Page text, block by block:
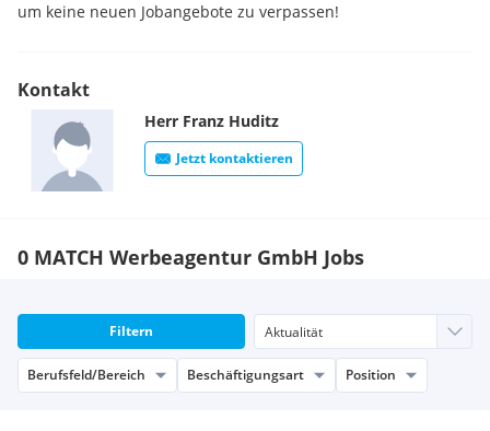
um keine neuen Jobangebote zu verpassen!
Kontakt
Herr Franz Huditz
Jetzt kontaktieren
0 MATCH Werbeagentur GmbH Jobs
Filtern
Berufsfeld/Bereich Beschäftigungsart Position